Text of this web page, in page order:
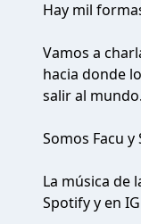
Hay mil
Vamos a
hacia donde
salir al mundo.
Somos Facu
La música de
Spotify y en